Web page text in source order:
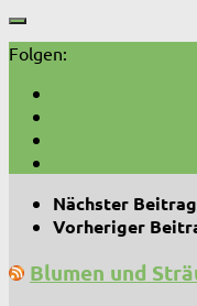
Folgen:
Nächster Beitrag
Vorheriger
Blumen und